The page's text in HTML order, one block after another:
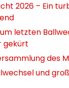
2026 – Ein
letzten
gekürt
des
und